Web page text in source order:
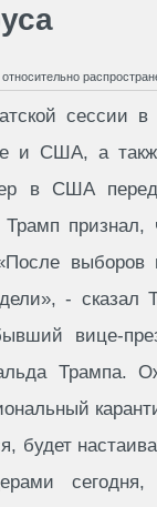
сессии
и США, а
в США
признал,
-
вице-
Трампа.
будет